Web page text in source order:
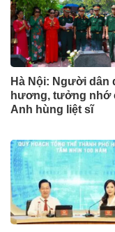
Hà Nội: Người dân
hương, tưởng nhớ
Anh hùng liệt sĩ